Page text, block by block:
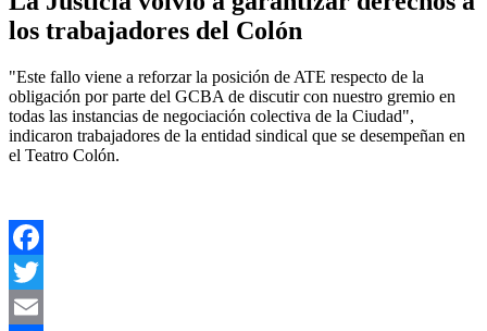
los trabajadores del Colón
"Este fallo viene a reforzar la posición de ATE respecto de la
obligación por parte del GCBA de discutir con nuestro gremio en
todas las instancias de negociación colectiva de la Ciudad",
indicaron trabajadores de la entidad sindical que se desempeñan en
el Teatro Colón.
Facebook
Twitter